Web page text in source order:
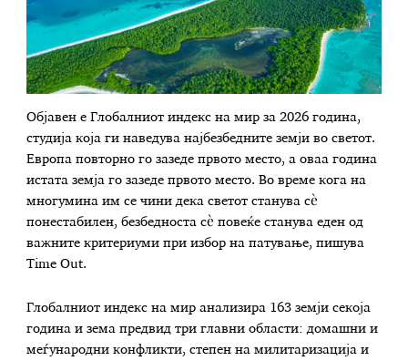
Објавен е Глобалниот индекс на мир за 2026 година,
студија која ги наведува најбезбедните земји во светот.
Европа повторно го зазеде првото место, а оваа година
истата земја го зазеде првото место. Во време кога на
многумина им се чини дека светот станува сè
понестабилен, безбедноста сè повеќе станува еден од
важните критериуми при избор на патување, пишува
Time Out.
Глобалниот индекс на мир анализира 163 земји секоја
година и зема предвид три главни области: домашни и
меѓународни конфликти, степен на милитаризација и